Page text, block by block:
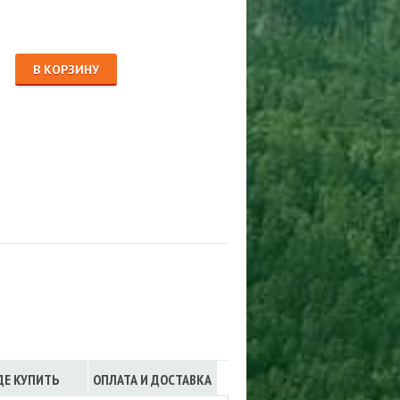
В КОРЗИНУ
КУПИТЬ ОПЛАТА И ДОСТАВКА